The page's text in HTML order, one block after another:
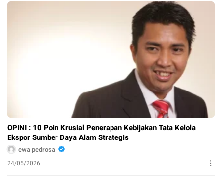
OPINI : 10 Poin Krusial Penerapan Kebijakan Tata Kelola
Ekspor Sumber Daya Alam Strategis
ewa pedrosa
24/05/2026